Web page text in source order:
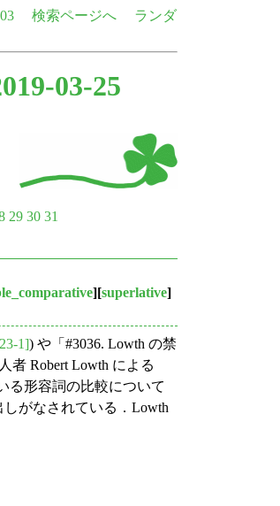
検索ページへ
ランダ
03-25
29 30 31
][superlative]
1]) や「#3036. Lowth の禁
者 Robert Lowth による
る形容詞の比較について
がなされている．Lowth